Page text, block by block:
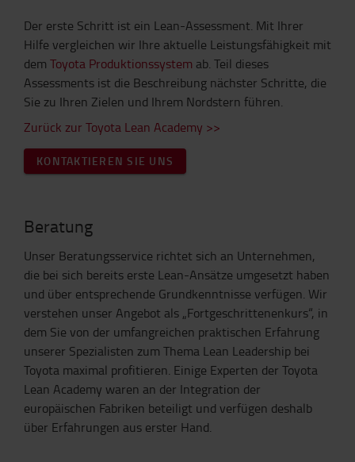
Der erste Schritt ist ein Lean-Assessment. Mit Ihrer
Hilfe vergleichen wir Ihre aktuelle Leistungsfähigkeit mit
dem Toyota Produktionssystem ab. Teil dieses
Assessments ist die Beschreibung nächster Schritte, die
Sie zu Ihren Zielen und Ihrem Nordstern führen.
Zurück zur Toyota Lean Academy >>
KONTAKTIEREN SIE UNS
Beratung
Unser Beratungsservice richtet sich an Unternehmen,
die bei sich bereits erste Lean-Ansätze umgesetzt haben
und über entsprechende Grundkenntnisse verfügen. Wir
verstehen unser Angebot als „Fortgeschrittenenkurs“, in
dem Sie von der umfangreichen praktischen Erfahrung
unserer Spezialisten zum Thema Lean Leadership bei
Toyota maximal profitieren. Einige Experten der Toyota
Lean Academy waren an der Integration der
europäischen Fabriken beteiligt und verfügen deshalb
über Erfahrungen aus erster Hand.